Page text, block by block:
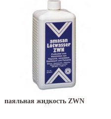
паяльная жидкость ZWN